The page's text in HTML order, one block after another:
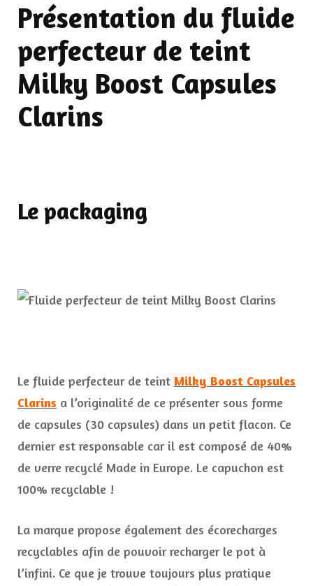
Présentation du fluide
perfecteur de teint
Milky Boost Capsules
Clarins
Le packaging
Le fluide perfecteur de teint Milky Boost Capsules
Clarins a l’originalité de ce présenter sous forme
de capsules (30 capsules) dans un petit flacon. Ce
dernier est responsable car il est composé de 40%
de verre recyclé Made in Europe. Le capuchon est
100% recyclable !
La marque propose également des écorecharges
recyclables afin de pouvoir recharger le pot à
l’infini. Ce que je trouve toujours plus pratique